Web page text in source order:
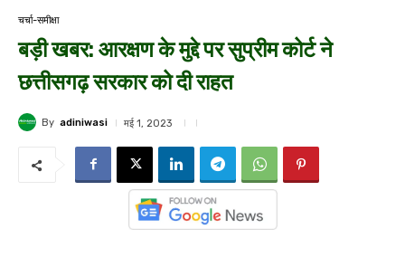
चर्चा-समीक्षा
बड़ी खबर: आरक्षण के मुद्दे पर सुप्रीम कोर्ट ने
छत्तीसगढ़ सरकार को दी राहत
By adiniwasi मई 1, 2023